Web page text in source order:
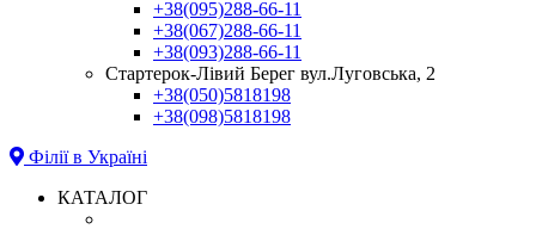
+38(095)288-66-11
+38(067)288-66-11
+38(093)288-66-11
Стартерок-Лівий Берег вул.Луговська, 2
+38(050)5818198
+38(098)5818198
Філії в Україні
КАТАЛОГ